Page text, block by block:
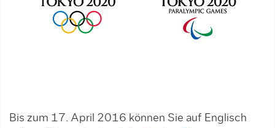
Bis zum 17. April 2016 können Sie auf Englisch